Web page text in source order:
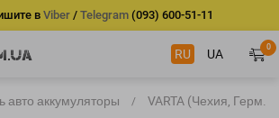
в Viber / Telegram (093) 600-51-11
RU UA 0
авто аккумуляторы VARTA (Чехия, Герм.)